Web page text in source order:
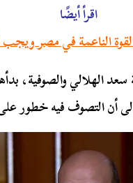
اقرأ أيضًا
الناعمة في مصر
الهلالي والصوفية،
أن التصوف فيه خطور